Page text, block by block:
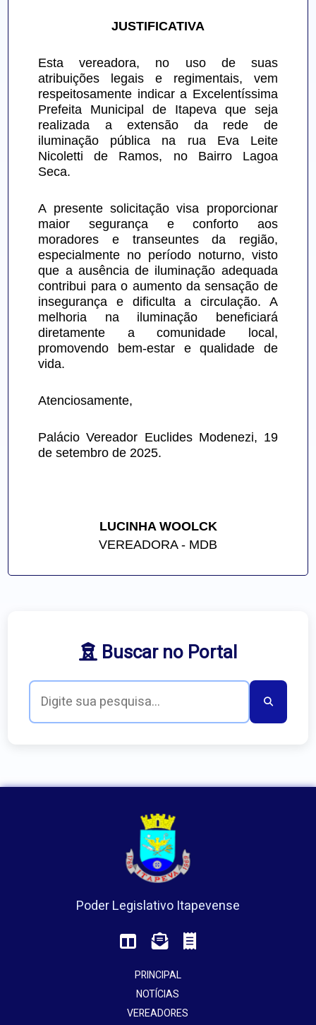
JUSTIFICATIVA
Esta vereadora, no uso de suas
atribuições legais e regimentais, vem
respeitosamente indicar a Excelentíssima
Prefeita Municipal de Itapeva que seja
realizada a extensão da rede de
iluminação pública na rua Eva Leite
Nicoletti de Ramos, no Bairro Lagoa
Seca.
A presente solicitação visa proporcionar
maior segurança e conforto aos
moradores e transeuntes da região,
especialmente no período noturno, visto
que a ausência de iluminação adequada
contribui para o aumento da sensação de
insegurança e dificulta a circulação. A
melhoria na iluminação beneficiará
diretamente a comunidade local,
promovendo bem-estar e qualidade de
vida.
Atenciosamente,
Palácio Vereador Euclides Modenezi, 19
de setembro de 2025.
LUCINHA WOOLCK
VEREADORA - MDB
Buscar no Portal
Poder Legislativo Itapevense
PRINCIPAL
NOTÍCIAS
VEREADORES